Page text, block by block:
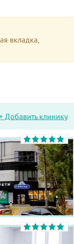
вкладка,
Добавить клинику